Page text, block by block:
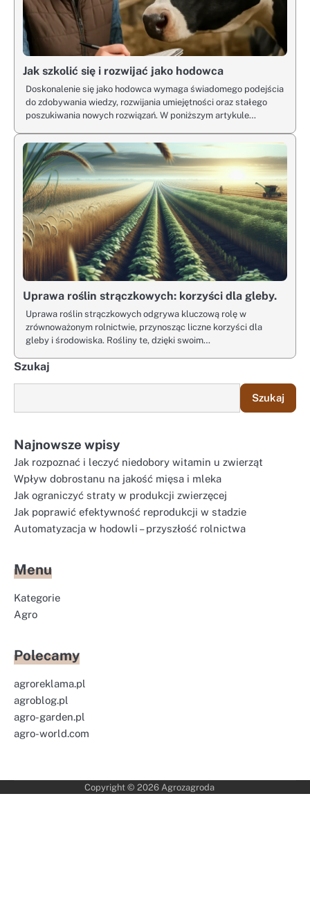
Jak szkolić się i rozwijać jako hodowca
Doskonalenie się jako hodowca wymaga świadomego podejścia
do zdobywania wiedzy, rozwijania umiejętności oraz stałego
poszukiwania nowych rozwiązań. W poniższym artykule…
Uprawa roślin strączkowych: korzyści dla gleby.
Uprawa roślin strączkowych odgrywa kluczową rolę w
zrównoważonym rolnictwie, przynosząc liczne korzyści dla
gleby i środowiska. Rośliny te, dzięki swoim…
Szukaj
Szukaj
Najnowsze wpisy
Jak rozpoznać i leczyć niedobory witamin u zwierząt
Wpływ dobrostanu na jakość mięsa i mleka
Jak ograniczyć straty w produkcji zwierzęcej
Jak poprawić efektywność reprodukcji w stadzie
Automatyzacja w hodowli – przyszłość rolnictwa
Menu
Kategorie
Agro
Polecamy
agroreklama.pl
agroblog.pl
agro-garden.pl
agro-world.com
Copyright © 2026 Agrozagroda